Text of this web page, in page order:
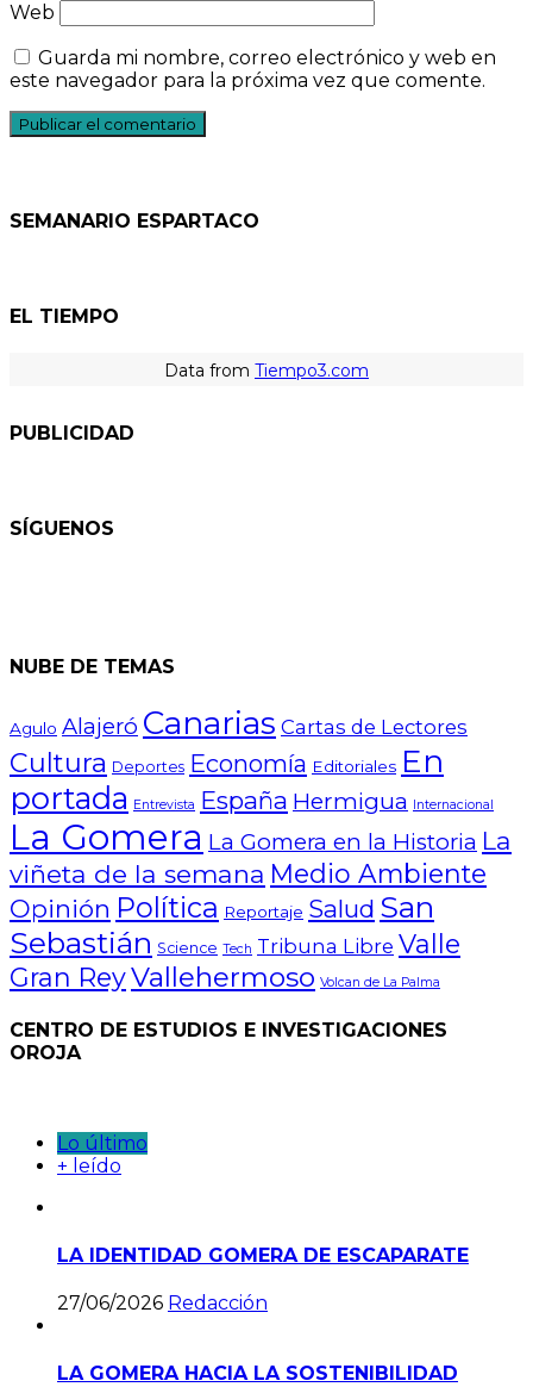
Web
Guarda mi nombre, correo electrónico y web en
este navegador para la próxima vez que comente.
SEMANARIO ESPARTACO
EL TIEMPO
Data from Tiempo3.com
PUBLICIDAD
SÍGUENOS
NUBE DE TEMAS
Agulo Alajeró Canarias Cartas de Lectores
Cultura Deportes Economía Editoriales En
portada Entrevista España Hermigua Internacional
La Gomera La Gomera en la Historia La
viñeta de la semana Medio Ambiente
Opinión Política Reportaje Salud San
Sebastián Science Tech Tribuna Libre Valle
Gran ReyVallehermoso Volcan de La Palma
CENTRO DE ESTUDIOS E INVESTIGACIONES
OROJA
Lo último
+ leído
LA IDENTIDAD GOMERA DE ESCAPARATE
27/06/2026 Redacción
LA GOMERA HACIA LA SOSTENIBILIDAD